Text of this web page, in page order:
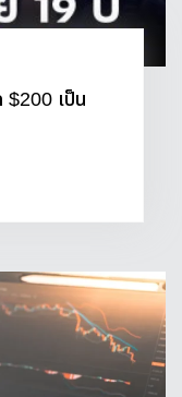
$200 เป็น